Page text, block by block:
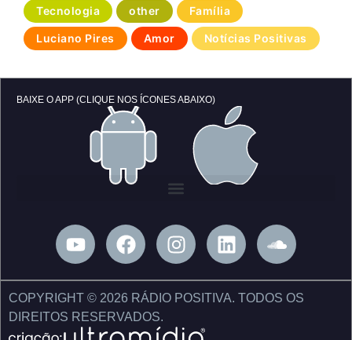
Tecnologia other Família
Luciano Pires Amor Notícias Positivas
BAIXE O APP (CLIQUE NOS ÍCONES ABAIXO)
Y
o
t
u
b
F
a
e
b
o
I
n
t
g
L
i
k
S
o
n
COPYRIGHT © 2026 RÁDIO POSITIVA. TODOS OS
DIREITOS RESERVADOS.